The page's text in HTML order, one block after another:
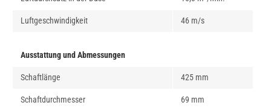
Luftgeschwindigkeit 46 m/s
Ausstattung und Abmessungen
Schaftlänge 425 mm
Schaftdurchmesser 69 mm